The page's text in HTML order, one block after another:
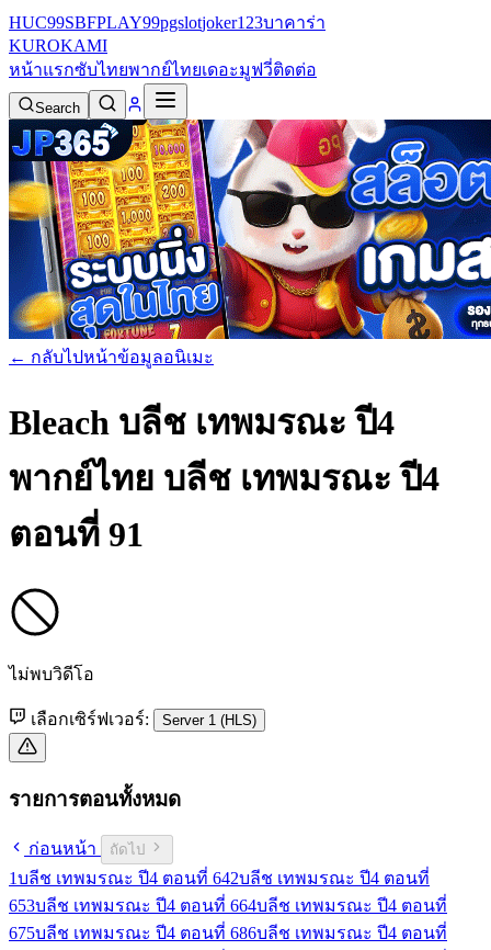
HUC99SBFPLAY99pgslotjoker123บาคาร่า
KUROKAMI
หน้าแรกซับไทยพากย์ไทยเดอะมูฟวี่ติดต่อ
Search
← กลับไปหน้าข้อมูลอนิเมะ
Bleach บลีช เทพมรณะ ปี4
พากย์ไทย บลีช เทพมรณะ ปี4
ตอนที่ 91
ไม่พบวิดีโอ
เลือกเซิร์ฟเวอร์: Server 1 (HLS)
รายการตอนทั้งหมด
ก่อนหน้า ถัดไป
1บลีช เทพมรณะ ปี4 ตอนที่ 642บลีช เทพมรณะ ปี4 ตอนที่
653บลีช เทพมรณะ ปี4 ตอนที่ 664บลีช เทพมรณะ ปี4 ตอนที่
675บลีช เทพมรณะ ปี4 ตอนที่ 686บลีช เทพมรณะ ปี4 ตอนที่